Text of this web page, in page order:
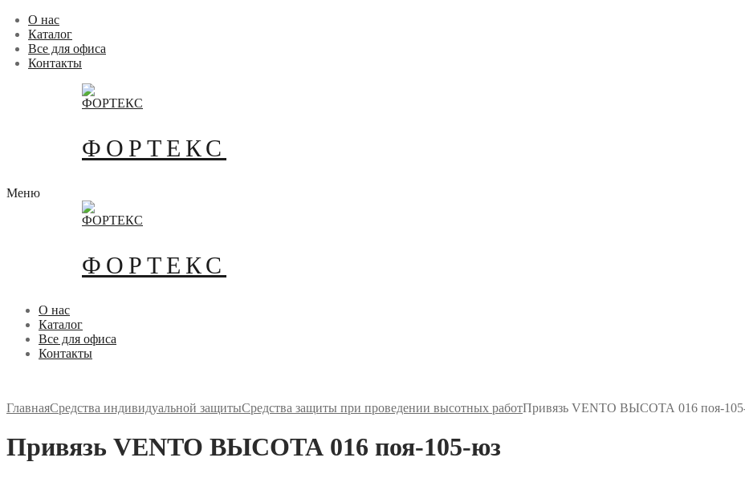
Перейти
содержимому
Меню
Закрыть
О нас
Каталог
Все для офиса
Контакты
ФОРТЕКС
Меню
ФОРТЕКС
О нас
Каталог
Все для офиса
Контакты
ГлавнаяСредства индивидуальной защитыСредства защиты при проведении высотных работПривязь VENTO ВЫСОТА 016 поя-
Привязь VENTO ВЫСОТА 016 поя-105-юз